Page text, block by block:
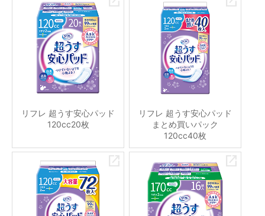
リフレ 超うす安心パッド
120cc20枚
リフレ 超うす安心パッド
まとめ買いパック
120cc40枚